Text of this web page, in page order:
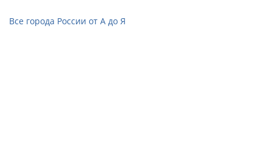
Все города России от А до Я